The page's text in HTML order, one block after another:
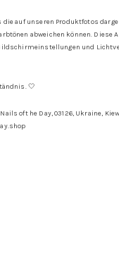
die auf unseren Produktfotos
abweichen können. Diese
und
🤍
oft he Day, 03126, Ukraine,